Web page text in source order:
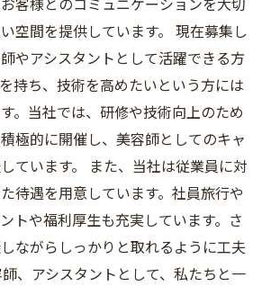
空間を提供しています。 現在募集し
やアシスタントとして活躍できる方
持ち、技術を高めたいという方には
。当社では、研修や技術向上のため
極的に開催し、美容師としてのキャ
ています。 また、当社は従業員に対
待遇を用意しています。社員旅行や
トや福利厚生も充実しています。さ
ながらしっかりと取れるように工夫
、アシスタントとして、私たちと一